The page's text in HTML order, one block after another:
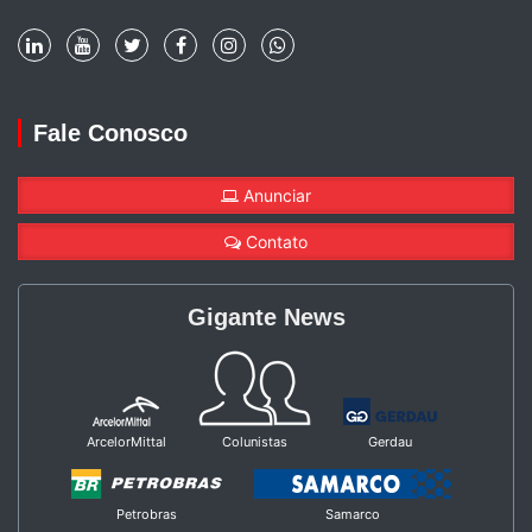
Fale Conosco
Anunciar
Contato
Gigante News
ArcelorMittal Colunistas Gerdau
Petrobras Samarco